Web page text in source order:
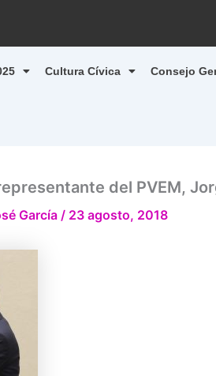
Cultura Cívica Consejo
del PVEM,
García / 23 agosto, 2018